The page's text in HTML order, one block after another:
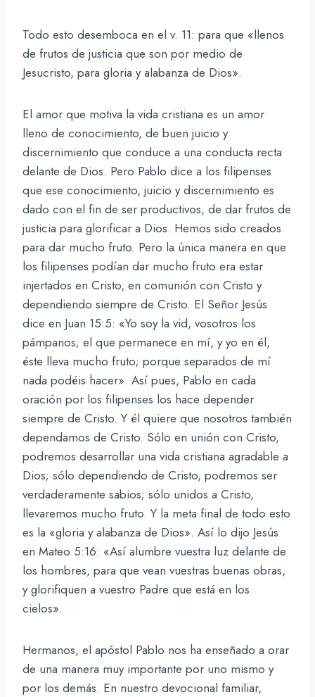
Todo esto desemboca en el v. 11: para que «llenos
de frutos de justicia que son por medio de
Jesucristo, para gloria y alabanza de Dios».
El amor que motiva la vida cristiana es un amor
lleno de conocimiento, de buen juicio y
discernimiento que conduce a una conducta recta
delante de Dios. Pero Pablo dice a los filipenses
que ese conocimiento, juicio y discernimiento es
dado con el fin de ser productivos, de dar frutos de
justicia para glorificar a Dios. Hemos sido creados
para dar mucho fruto. Pero la única manera en que
los filipenses podían dar mucho fruto era estar
injertados en Cristo, en comunión con Cristo y
dependiendo siempre de Cristo. El Señor Jesús
dice en Juan 15:5: «Yo soy la vid, vosotros los
pámpanos; el que permanece en mí, y yo en él,
éste lleva mucho fruto; porque separados de mí
nada podéis hacer». Así pues, Pablo en cada
oración por los filipenses los hace depender
siempre de Cristo. Y él quiere que nosotros también
dependamos de Cristo. Sólo en unión con Cristo,
podremos desarrollar una vida cristiana agradable a
Dios; sólo dependiendo de Cristo, podremos ser
verdaderamente sabios; sólo unidos a Cristo,
llevaremos mucho fruto. Y la meta final de todo esto
es la «gloria y alabanza de Dios». Así lo dijo Jesús
en Mateo 5:16: «Así alumbre vuestra luz delante de
los hombres, para que vean vuestras buenas obras,
y glorifiquen a vuestro Padre que está en los
cielos».
Hermanos, el apóstol Pablo nos ha enseñado a orar
de una manera muy importante por uno mismo y
por los demás. En nuestro devocional familiar,